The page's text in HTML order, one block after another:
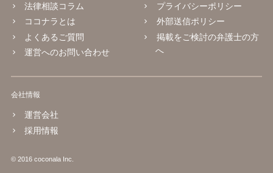
法律相談コラム
ココナラとは
よくあるご質問
運営へのお問い合わせ
プライバシーポリシー
外部送信ポリシー
掲載をご検討の弁護士の方
へ
会社情報
運営会社
採用情報
© 2016 coconala Inc.